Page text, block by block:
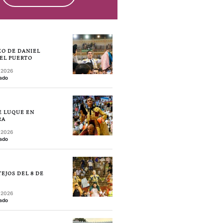
DE DANIEL
PUERTO
2026
LUQUE EN
2026
DEL 8 DE
2026